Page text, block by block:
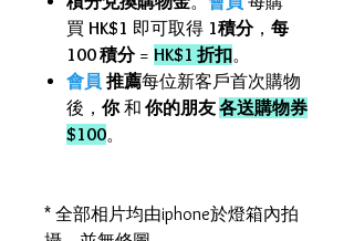
買 HK$1 即可取得 1積分， 每
100 積分= HK$1 折扣。
會員 推薦每位新客戶首次購物
後， 你和 你的朋友各送購物券
$100。
* 全部相片均由iphone於燈箱內拍